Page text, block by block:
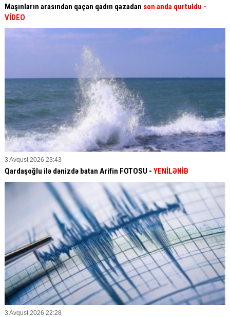
Maşınların arasından qaçan qadın qəzadan son anda qurtuldu -
VİDEO
3 Avqust 2026 23:43
Qardaşoğlu ilə dənizdə batan Arifin FOTOSU - YENİLƏNİB
3 Avqust 2026 22:28